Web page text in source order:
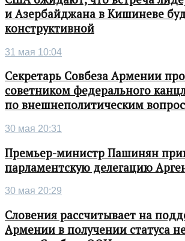
и Азербайджана в Кишиневе
конструктивной
31 мая 10:04
Секретарь Совбеза Армении
советником федерального
по внешнеполитическим
30 мая 20:31
Премьер-министр Пашинян
парламентскую делегацию
30 мая 20:29
Словения рассчитывает на
Армении в получении статуса